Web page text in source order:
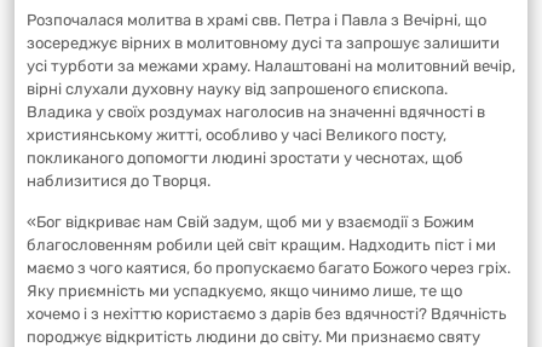
Розпочалася молитва в храмі свв. Петра і Павла з Вечірні, що
зосереджує вірних в молитовному дусі та запрошує залишити
усі турботи за межами храму. Налаштовані на молитовний вечір,
вірні слухали духовну науку від запрошеного єпископа.
Владика у своїх роздумах наголосив на значенні вдячності в
християнському житті, особливо у часі Великого посту,
покликаного допомогти людині зростати у чеснотах, щоб
наблизитися до Творця.
«Бог відкриває нам Свій задум, щоб ми у взаємодії з Божим
благословенням робили цей світ кращим. Надходить піст і ми
маємо з чого каятися, бо пропускаємо багато Божого через гріх.
Яку приємність ми успадкуємо, якщо чинимо лише, те що
хочемо і з нехіттю користаємо з дарів без вдячності? Вдячність
породжує відкритість людини до світу. Ми признаємо святу